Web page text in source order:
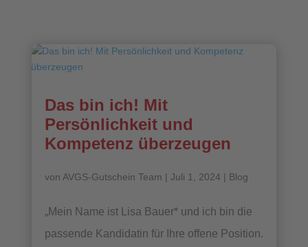
Das bin ich! Mit
Persönlichkeit und
Kompetenz überzeugen
von AVGS-Gutschein Team | Juli 1, 2024 | Blog
„Mein Name ist Lisa Bauer* und ich bin die
passende Kandidatin für Ihre offene Position.